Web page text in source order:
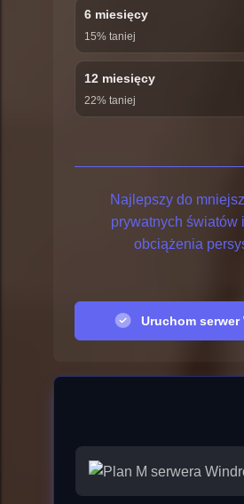
6 miesięcy
15% taniej
12 miesięcy
22% taniej
Najlepszy do
prywatnych światów
obciążenia
Uruchom serwer